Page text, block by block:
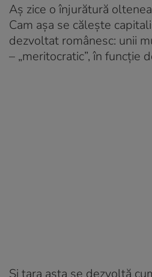
Aș zice o înjurătură
Cam așa se călește
dezvoltat românesc: unii
– „meritocratic”, în funcție
Și țara asta se dezvoltă